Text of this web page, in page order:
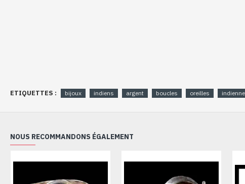
ETIQUETTES : bijoux indiens argent boucles oreilles
NOUS RECOMMANDONS ÉGALEMENT